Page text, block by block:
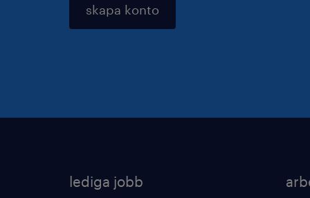
skapa konto
lediga jobb